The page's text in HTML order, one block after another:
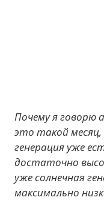
Почему я говорю
это такой месяц,
генерация уже
достаточно
уже солнечная
максимально